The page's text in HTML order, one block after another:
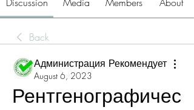
Back
Администрация Рекомендует
August 6, 2023
Рентгенографичес